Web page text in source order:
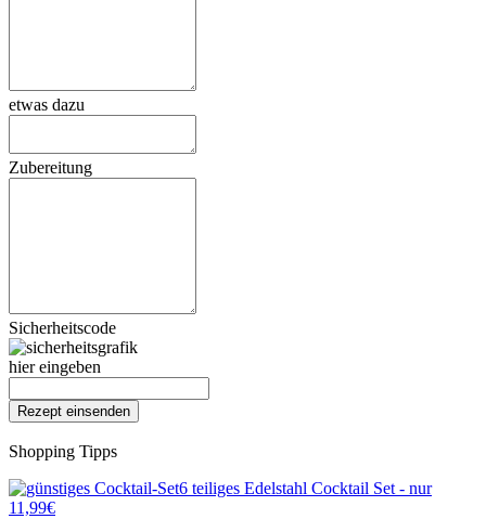
etwas dazu
Zubereitung
Sicherheitscode
hier eingeben
Shopping Tipps
6 teiliges Edelstahl Cocktail Set - nur
11,99€